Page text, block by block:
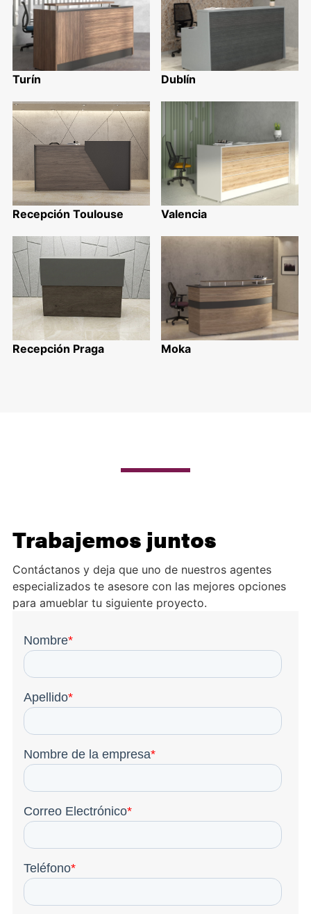
Turín Dublín
Recepción Toulouse Valencia
Recepción Praga Moka
Trabajemos juntos
Contáctanos y deja que uno de nuestros agentes
especializados te asesore con las mejores opciones
para amueblar tu siguiente proyecto.